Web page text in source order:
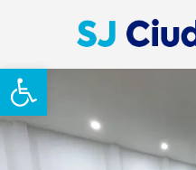
Abrir barra